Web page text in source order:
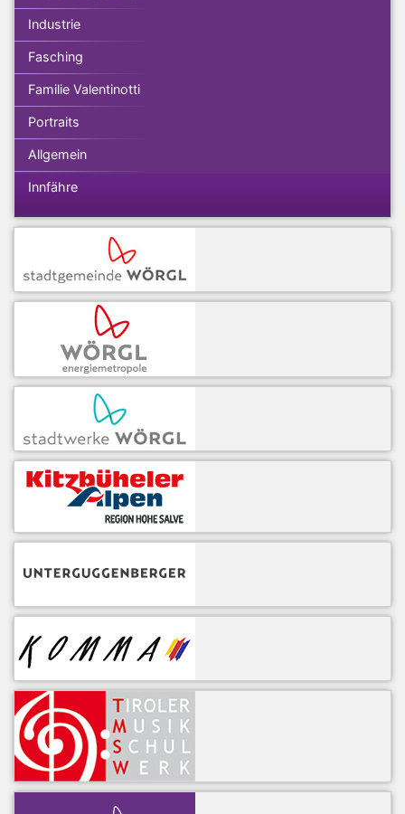
Industrie
Fasching
Familie Valentinotti
Portraits
Allgemein
Innfähre